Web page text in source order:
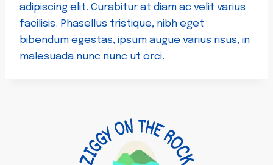
adipiscing elit. Curabitur at diam ac velit varius
facilisis. Phasellus tristique, nibh eget
bibendum egestas, ipsum augue varius risus, in
malesuada nunc nunc ut orci.